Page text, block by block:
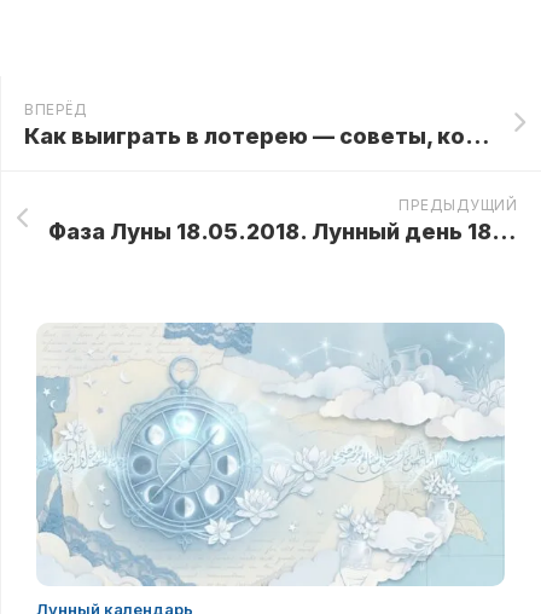
ВПЕРЁД
Как выиграть в лотерею — советы, которые работают
ПРЕДЫДУЩИЙ
Фаза Луны 18.05.2018. Лунный день 18 мая 2018 года в Лунном календаре
Лунный календарь